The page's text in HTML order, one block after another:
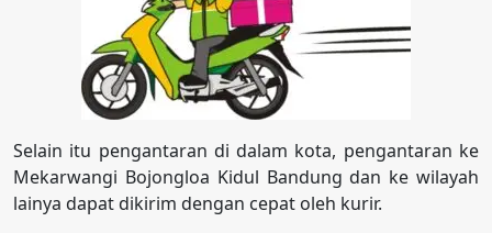
Selain itu pengantaran di dalam kota, pengantaran ke
Mekarwangi Bojongloa Kidul Bandung dan ke wilayah
lainya dapat dikirim dengan cepat oleh kurir.